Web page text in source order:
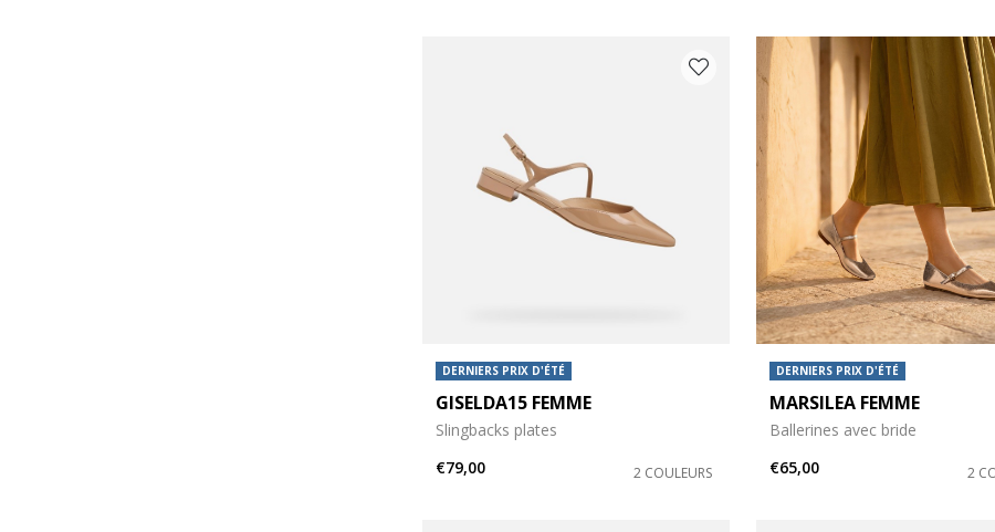
DERNIERS PRIX D'ÉTÉ
GISELDA15 FEMME
Slingbacks plates
€79,00
2 COULEURS
DERNIERS PRIX D'ÉTÉ
MARSILEA FEMME
Ballerines avec bride
€65,00
2